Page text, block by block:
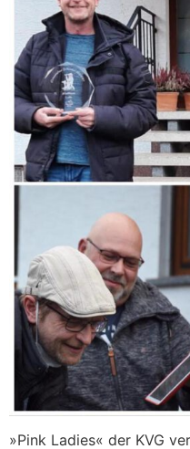
»Pink Ladies« der KVG